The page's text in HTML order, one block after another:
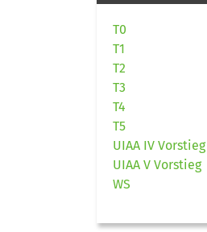
T0
T1
T2
T3
T4
T5
UIAA IV Vorstieg
UIAA V Vorstieg
WS